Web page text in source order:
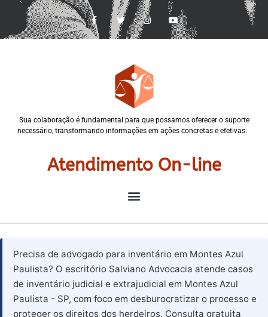
Sua colaboração é fundamental para que possamos oferecer o suporte
necessário, transformando informações em ações concretas e efetivas.
Atendimento On-line
Precisa de advogado para inventário em Montes Azul
Paulista? O escritório Salviano Advocacia atende casos
de inventário judicial e extrajudicial em Montes Azul
Paulista - SP, com foco em desburocratizar o processo e
proteger os direitos dos herdeiros. Consulta gratuita